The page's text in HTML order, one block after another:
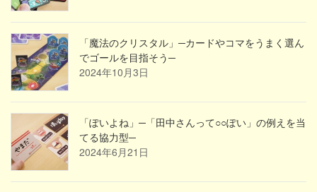
「魔法のクリスタル」─カードやコマをうまく選ん
でゴールを目指そう─
2024年10月3日
「ぽいよね」─「田中さんって○○ぽい」の例えを当
てる協力型─
2024年6月21日